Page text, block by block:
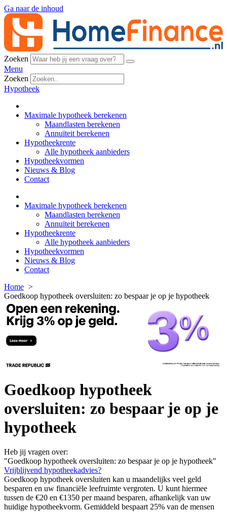
Ga naar de inhoud
Zoeken
Menu
Zoeken
Hypotheek
Maximale hypotheek berekenen
Maandlasten berekenen
Annuïteit berekenen
Hypotheekrente
Alle hypotheek aanbieders
Hypotheekvormen
Nieuws & Blog
Contact
Maximale hypotheek berekenen
Maandlasten berekenen
Annuïteit berekenen
Hypotheekrente
Alle hypotheek aanbieders
Hypotheekvormen
Nieuws & Blog
Contact
Home
Goedkoop hypotheek oversluiten: zo bespaar je op je hypotheek
Goedkoop hypotheek
oversluiten: zo bespaar je op je
hypotheek
Heb jij vragen over:
"Goedkoop hypotheek oversluiten: zo bespaar je op je hypotheek"
Vrijblijvend hypotheekadvies?
Goedkoop hypotheek oversluiten kan u maandelijks veel geld
besparen en uw financiële leefruimte vergroten. U kunt hiermee
tussen de €20 en €1350 per maand besparen, afhankelijk van uw
huidige hypotheekvorm. Gemiddeld bespaart 25% van de mensen